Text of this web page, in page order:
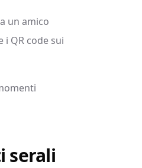
un amico
QR code sui
serali